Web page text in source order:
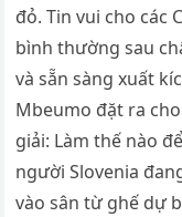
đỏ. Tin vui cho các
bình thường sau
và sẵn sàng xuất
Mbeumo đặt ra
giải: Làm thế nào
người Slovenia
vào sân từ ghế dự